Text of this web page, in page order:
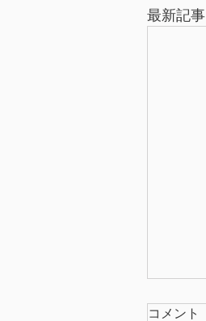
最新記事
コメント